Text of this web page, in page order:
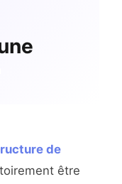
de
être